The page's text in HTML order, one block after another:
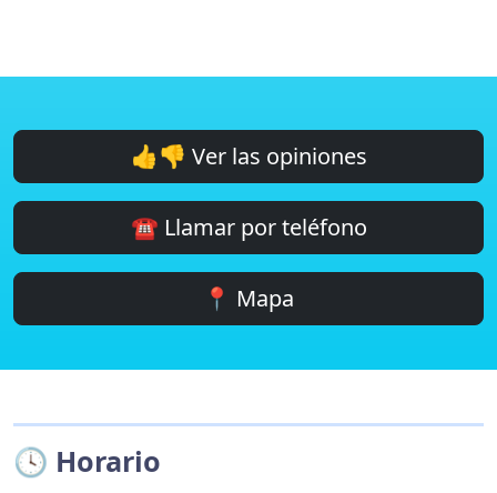
👍👎 Ver las opiniones
☎️ Llamar por teléfono
📍 Mapa
🕓 Horario